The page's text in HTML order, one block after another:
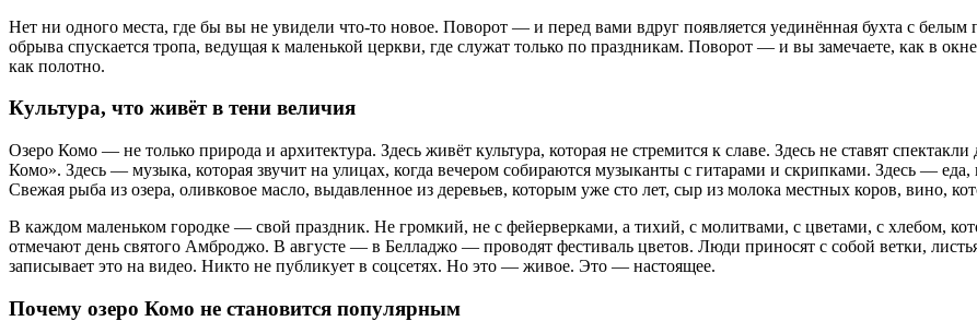
Нет ни одного места, где бы вы не увидели что-то новое. Поворот — и перед вами вдруг появляется уединённая бухта с
обрыва спускается тропа, ведущая к маленькой церкви, где служат только по праздникам. Поворот — и вы замечаете, как в
как полотно.
Культура, что живёт в тени величия
Озеро Комо — не только природа и архитектура. Здесь живёт культура, которая не стремится к славе. Здесь не ставят
Комо». Здесь — музыка, которая звучит на улицах, когда вечером собираются музыканты с гитарами и скрипками. Здесь —
Свежая рыба из озера, оливковое масло, выдавленное из деревьев, которым уже сто лет, сыр из молока местных коров, вино,
В каждом маленьком городке — свой праздник. Не громкий, не с фейерверками, а тихий, с молитвами, с цветами, с хлебом,
отмечают день святого Амброджо. В августе — в Белладжо — проводят фестиваль цветов. Люди приносят с собой ветки,
записывает это на видео. Никто не публикует в соцсетях. Но это — живое. Это — настоящее.
Почему озеро Комо не становится популярным